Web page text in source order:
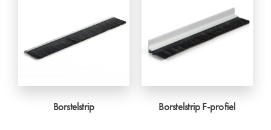
Borstelstrip Borstelstrip F-profiel